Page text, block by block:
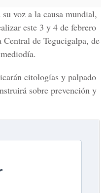
voz a la causa mundial,
este 3 y 4 de febrero
de Tegucigalpa, de
citologías y palpado
sobre prevención y